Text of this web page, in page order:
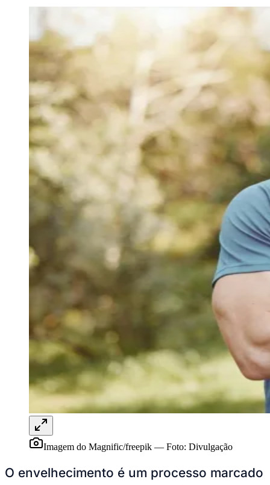
Cotia
Fazenda
MilitarItapeviJandira Jardim Audir
CalifórniaJardim dos Altos
Jardim
Jardim Graziela
Jardim LíbanoJardim Maria Cristina Jardim Maria Helena
MutingaJardim Paraíso Jardim Reginalice
Jardim São
Jardim São PedroJardim São Silvestre Jardim Silveira
Jardim TupanciMutinga Nova Aldeinha Osasco
Parque dos
Parque Imperial Parque Santa Luzia Parque VianaPirapora
do Bom Jesus
Santana de
Parnaíba
Silveira Tamboré Vale do SolVila Barros
Vila
do CondeVila Engenho Novo Vila Márcia
Vila Nossa Sra. da
Escada
Vila Porto
Votupoca
Para Sua Empresa
Anuncie no Portal
Guia de Empresas
Divulgar VagasNovo
Publicidade Legal
Turismo
Segurança Regional
Hospitais Estaduais
Parques & Represas
Cidades da Região
Santana de ParnaíbaOsasco Jandira Itapevi Cotia
do Bom Jesus
Araçariguama
RochaFrancisco Morato Taboão da Serra
São Roque
Para Sua Empresa
Anuncie Regional
Guia de Empresas
Vagas na Região
Novo
Hub de Negócios
Guia Comercial
Selo Verificado
Portal Educacional
Agenda de Vestibulares
Concursos
Imagem do Magnific/freepik — Foto: Divulgação
O envelhecimento é um processo marcado